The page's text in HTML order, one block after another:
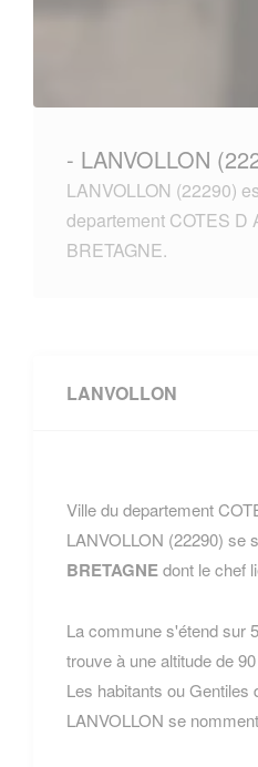
- LANVOLLON
LANVOLLON (22290)
departement COTES D
BRETAGNE.
LANVOLLON
Ville du departement
LANVOLLON (22290) se
BRETAGNEdont le chef
La commune s'étend sur
trouve à une altitude de
Les habitants ou Gentiles
LANVOLLON se